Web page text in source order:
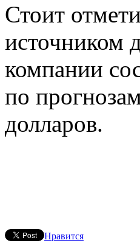
Стоит
источником
компании
по
долларов.
Нравится